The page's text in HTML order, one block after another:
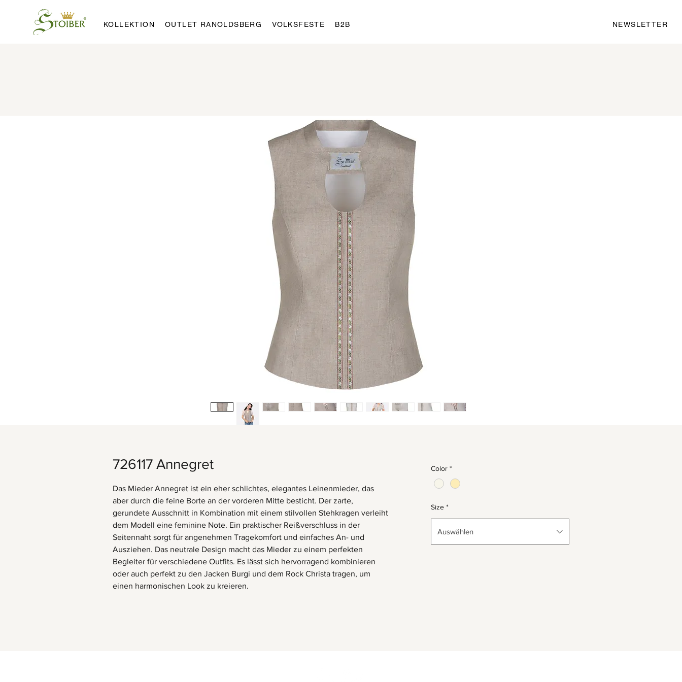
KOLLEKTION OUTLET RANOLDSBERG VOLKSFESTE B2B NEWSLETTER
726117 Annegret
Das Mieder Annegret ist ein eher schlichtes, elegantes Leinenmieder, das
aber durch die feine Borte an der vorderen Mitte besticht. Der zarte,
gerundete Ausschnitt in Kombination mit einem stilvollen Stehkragen verleiht
dem Modell eine feminine Note. Ein praktischer Reißverschluss in der
Seitennaht sorgt für angenehmen Tragekomfort und einfaches An- und
Ausziehen. Das neutrale Design macht das Mieder zu einem perfekten
Begleiter für verschiedene Outfits. Es lässt sich hervorragend kombinieren
oder auch perfekt zu den Jacken Burgi und dem Rock Christa tragen, um
einen harmonischen Look zu kreieren.
Color *
Size *
Auswählen